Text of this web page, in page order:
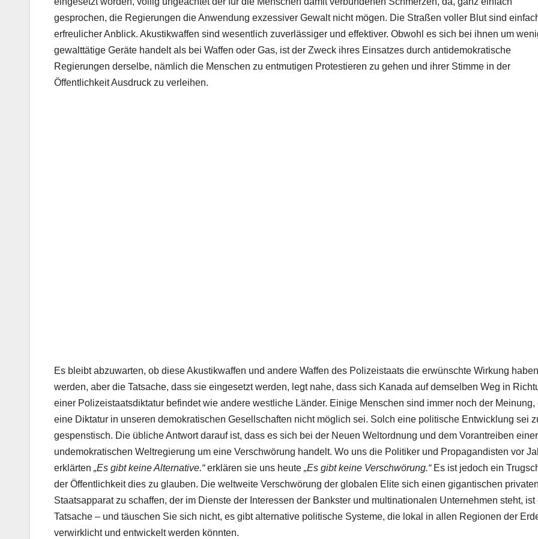
gesprochen, die Regierungen die Anwendung exzessiver Gewalt nicht mögen. Die Straßen voller Blut sind
erfreulicher Anblick. Akustikwaffen sind wesentlich zuverlässiger und effektiver. Obwohl es sich bei ihnen um
gewalttätige Geräte handelt als bei Waffen oder Gas, ist der Zweck ihres Einsatzes durch antidemokratische
Regierungen derselbe, nämlich die Menschen zu entmutigen Protestieren zu gehen und ihrer Stimme in der
Öffentlichkeit Ausdruck zu verleihen.
Es bleibt abzuwarten, ob diese Akustikwaffen und andere Waffen des Polizeistaats die erwünschte Wirkung haben
werden, aber die Tatsache, dass sie eingesetzt werden, legt nahe, dass sich Kanada auf demselben Weg in
einer Polizeistaatsdiktatur befindet wie andere westliche Länder. Einige Menschen sind immer noch der Meinung,
eine Diktatur in unseren demokratischen Gesellschaften nicht möglich sei. Solch eine politische Entwicklung sei
gespenstisch. Die übliche Antwort darauf ist, dass es sich bei der Neuen Weltordnung und dem Vorantreiben einer
undemokratischen Weltregierung um eine Verschwörung handelt. Wo uns die Politiker und Propagandisten vor
erklärten „Es gibt keine Alternative.“erklären sie uns heute „Es gibt keine Verschwörung.“Es ist jedoch ein
der Öffentlichkeit dies zu glauben. Die weltweite Verschwörung der globalen Elite sich einen gigantischen privaten
Staatsapparat zu schaffen, der im Dienste der Interessen der Bankster und multinationalen Unternehmen steht, ist
Tatsache – und täuschen Sie sich nicht, es gibt alternative politische Systeme, die lokal in allen Regionen der
verwirklicht und entwickelt werden könnten.